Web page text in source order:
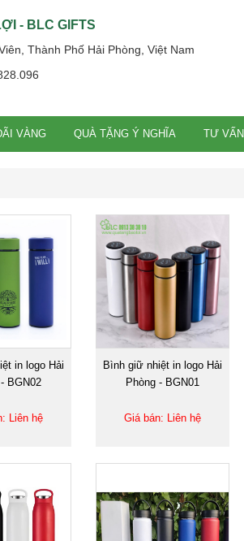
- BLC GIFTS
Thành Phố Hải Phòng, Việt Nam
VÀNG QUÀ TẶNG Ý NGHĨA TƯ VẤN
in logo Hải
BGN02
Liên hệ
Bình giữ nhiệt in logo Hải
Phòng - BGN01
Giá bán: Liên hệ